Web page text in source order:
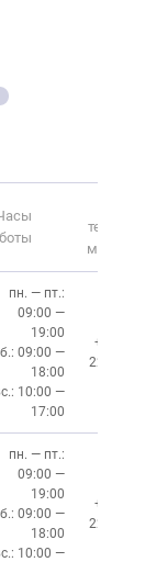
телефона
магазина
пн. — пт.:
09:00 —
19:00
09:00 —
18:00
10:00 —
17:00
+7 (391)
228-6-608
пн. — пт.:
09:00 —
19:00
09:00 —
18:00
10:00 —
+7 (391)
220-08-02